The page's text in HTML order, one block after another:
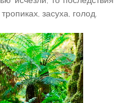
засуха, голод.